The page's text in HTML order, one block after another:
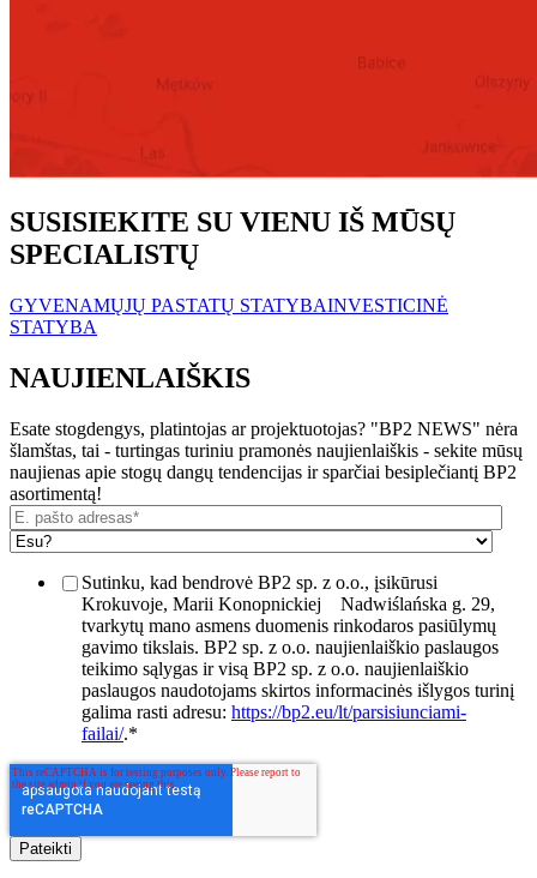
SUSISIEKITE SU VIENU IŠ MŪSŲ
SPECIALISTŲ
GYVENAMŲJŲ PASTATŲ STATYBAINVESTICINĖ
STATYBA
NAUJIENLAIŠKIS
Esate stogdengys, platintojas ar projektuotojas? "BP2 NEWS" nėra
šlamštas, tai - turtingas turiniu pramonės naujienlaiškis - sekite mūsų
naujienas apie stogų dangų tendencijas ir sparčiai besiplečiantį BP2
asortimentą!
Sutinku, kad bendrovė BP2 sp. z o.o., įsikūrusi
Krokuvoje, Marii Konopnickiej
Nadwiślańska g. 29,
tvarkytų mano asmens duomenis rinkodaros pasiūlymų
gavimo tikslais. BP2 sp. z o.o. naujienlaiškio paslaugos
teikimo sąlygas ir visą BP2 sp. z o.o. naujienlaiškio
paslaugos naudotojams skirtos informacinės išlygos turinį
galima rasti adresu: https://bp2.eu/lt/parsisiunciami-
failai/.*